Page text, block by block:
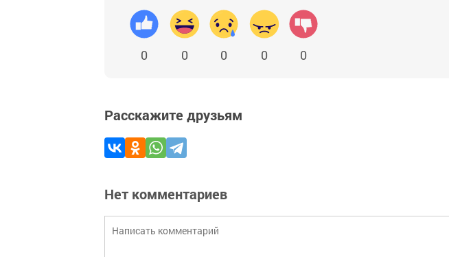
0 0 0 0 0
Расскажите друзьям
Нет комментариев